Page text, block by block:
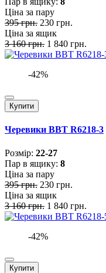
Ціна за пару
395 грн. 230 грн.
Ціна за ящик
3 160 грн. 1 840 грн.
-42%
Купити
Черевики BBT R6218-3
Розмiр: 22-27
Пар в ящику: 8
Ціна за пару
395 грн. 230 грн.
Ціна за ящик
3 160 грн. 1 840 грн.
-42%
Купити